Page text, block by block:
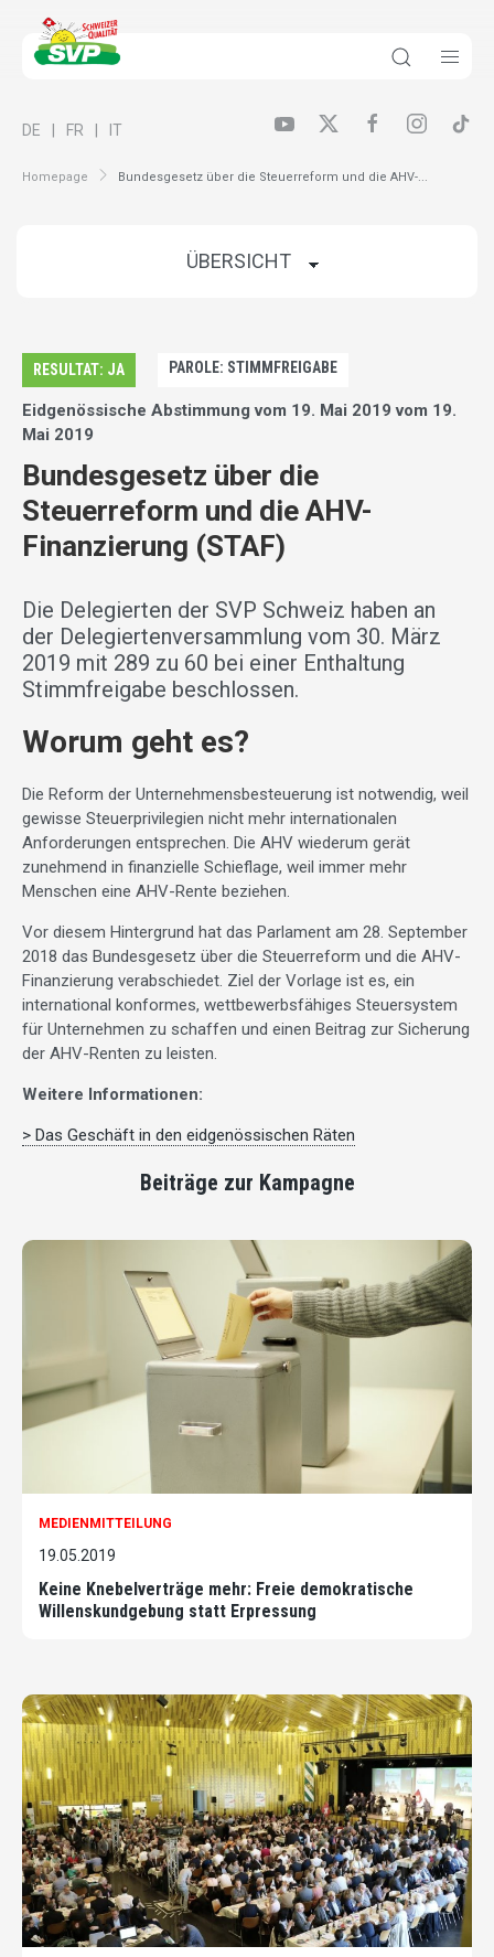
Homepage Bundesgesetz über die Steuerreform und die AHV-...
DE FR IT
RESULTAT: JA PAROLE: STIMMFREIGABE
Eidgenössische Abstimmung vom 19. Mai 2019 vom 19.
Mai 2019
Bundesgesetz über die
Steuerreform und die AHV-
Finanzierung (STAF)
Die Delegierten der SVP Schweiz haben an
der Delegiertenversammlung vom 30. März
2019 mit 289 zu 60 bei einer Enthaltung
Stimmfreigabe beschlossen.
Worum geht es?
Die Reform der Unternehmensbesteuerung ist notwendig, weil
gewisse Steuerprivilegien nicht mehr internationalen
Anforderungen entsprechen. Die AHV wiederum gerät
zunehmend in finanzielle Schieflage, weil immer mehr
Menschen eine AHV-Rente beziehen.
Vor diesem Hintergrund hat das Parlament am 28. September
2018 das Bundesgesetz über die Steuerreform und die AHV-
Finanzierung verabschiedet. Ziel der Vorlage ist es, ein
international konformes, wettbewerbsfähiges Steuersystem
für Unternehmen zu schaffen und einen Beitrag zur Sicherung
der AHV-Renten zu leisten.
Weitere Informationen:
> Das Geschäft in den eidgenössischen Räten
Beiträge zur Kampagne
MEDIENMITTEILUNG
19.05.2019
Keine Knebelverträge mehr: Freie demokratische
Willenskundgebung statt Erpressung